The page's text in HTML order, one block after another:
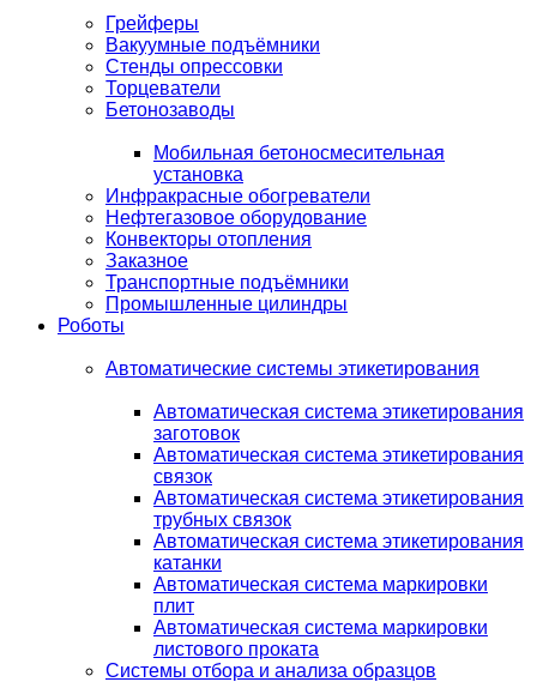
Грейферы
Вакуумные подъёмники
Стенды опрессовки
Торцеватели
Бетонозаводы
Мобильная бетоносмесительная
установка
Инфракрасные обогреватели
Нефтегазовое оборудование
Конвекторы отопления
Заказное
Транспортные подъёмники
Промышленные цилиндры
Роботы
Автоматические системы этикетирования
Автоматическая система этикетирования
заготовок
Автоматическая система этикетирования
связок
Автоматическая система этикетирования
трубных связок
Автоматическая система этикетирования
катанки
Автоматическая система маркировки
плит
Автоматическая система маркировки
листового проката
Системы отбора и анализа образцов